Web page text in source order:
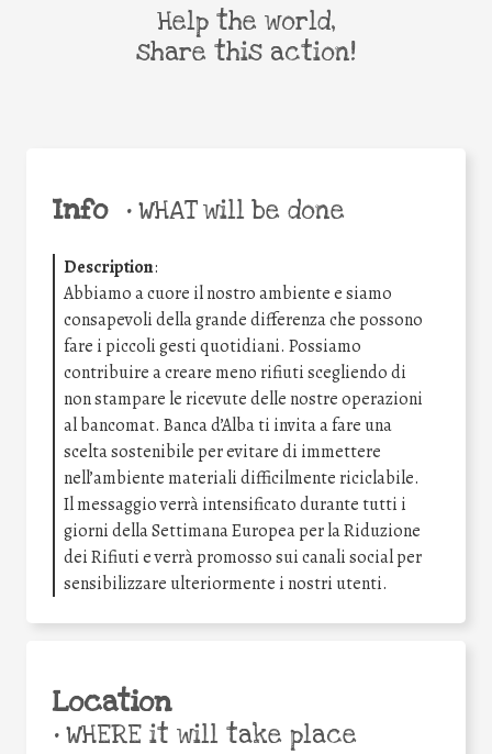
Info •WHAT will be done
Description:
Abbiamo a cuore il nostro ambiente e siamo
consapevoli della grande differenza che possono
fare i piccoli gesti quotidiani. Possiamo
contribuire a creare meno rifiuti scegliendo di
non stampare le ricevute delle nostre operazioni
al bancomat. Banca d’Alba ti invita a fare una
scelta sostenibile per evitare di immettere
nell’ambiente materiali difficilmente riciclabile.
Il messaggio verrà intensificato durante tutti i
giorni della Settimana Europea per la Riduzione
dei Rifiuti e verrà promosso sui canali social per
sensibilizzare ulteriormente i nostri utenti.
Location
•WHERE it will take place
Help the world,
share this action!